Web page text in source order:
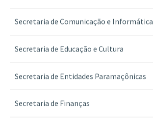
Secretaria de Comunicação e Informática
Secretaria de Educação e Cultura
Secretaria de Entidades Paramaçônicas
Secretaria de Finanças